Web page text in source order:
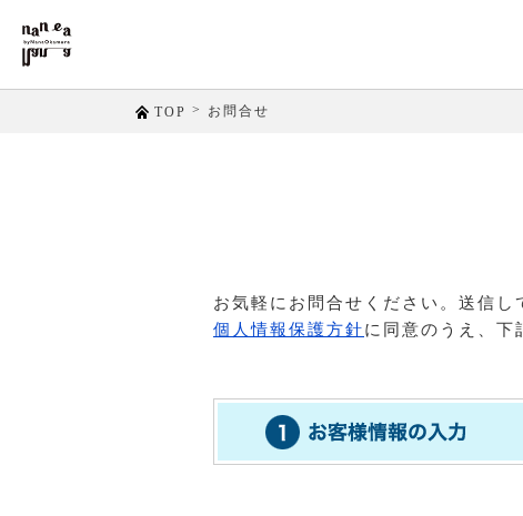
TOP > お問合せ
お気軽にお問合せください。送信し
個人情報保護方針に同意のうえ、下